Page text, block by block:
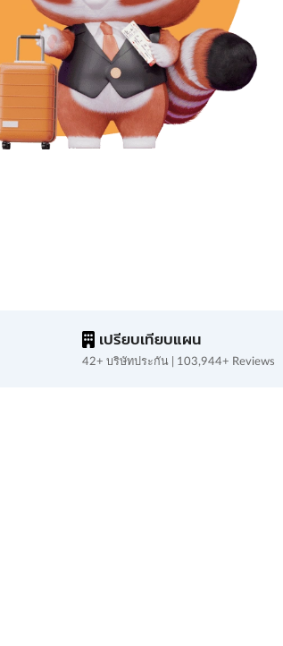
เปรียบเทียบแผน
42+ บริษัทประกัน | 103,944+ Reviews